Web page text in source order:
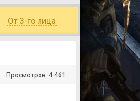
От 3-го лица
Просмотров: 4 461